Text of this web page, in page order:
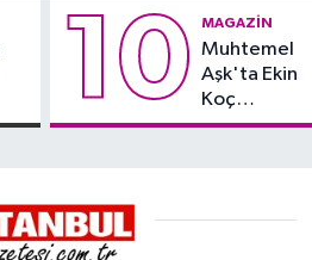
10 MAGAZIN
Muhtemel
Aşk'ta Ekin
Koç
damgası